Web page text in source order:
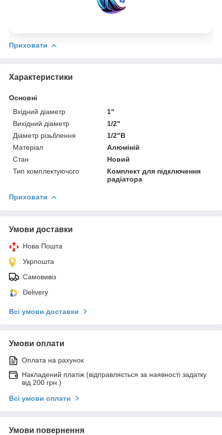
Приховати
Характеристики
Основні
Вхідний діаметр
1"
Вихідний діаметр
1/2"
Діаметр різьблення
1/2"В
Матеріал
Алюміній
Стан
Новий
Тип комплектуючого
Комплект для підключення
радіатора
Приховати
Умови доставки
Нова Пошта
Укрпошта
Самовивіз
Delivery
Всі умови доставки
Умови оплати
Оплата на рахунок
Накладений платіж (відправляється за наявності задатку
від 200 грн.)
Всі умови оплати
Умови повернення